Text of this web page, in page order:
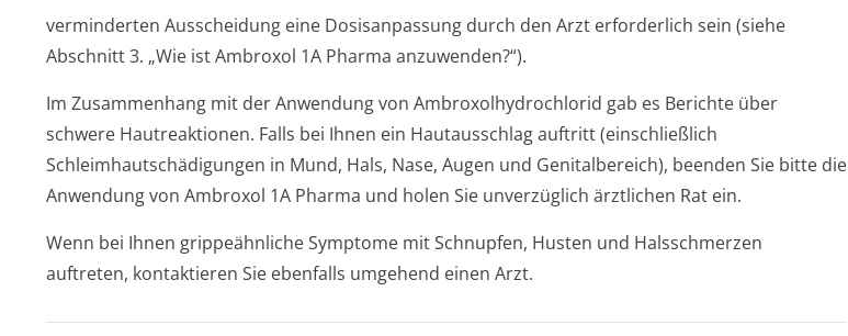
verminderten Ausscheidung eine Dosisanpassung durch den Arzt erforderlich sein (siehe
Abschnitt 3. „Wie ist Ambroxol 1A Pharma anzuwenden?“).
Im Zusammenhang mit der Anwendung von Ambroxolhydrochlo­rid gab es Berichte über
schwere Hautreaktionen. Falls bei Ihnen ein Hautausschlag auftritt (einschließlich
Schleimhautschädi­gungen in Mund, Hals, Nase, Augen und Genitalbereich), beenden Sie bitte die
Anwendung von Ambroxol 1A Pharma und holen Sie unverzüglich ärztlichen Rat ein.
Wenn bei Ihnen grippeähnliche Symptome mit Schnupfen, Husten und Halsschmerzen
auftreten, kontaktieren Sie ebenfalls umgehend einen Arzt.